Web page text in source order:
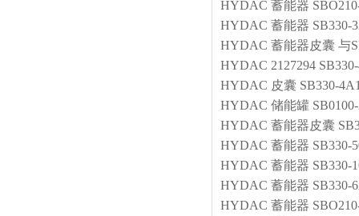
HYDAC 蓄能器
HYDAC 蓄能器 SB330-
HYDAC 蓄能器皮囊 与
HYDAC 2127294
HYDAC 皮囊 SB330-
HYDAC 储能罐
HYDAC 蓄能器皮囊
HYDAC 蓄能器 SB330-
HYDAC 蓄能器 SB330-
HYDAC 蓄能器 SB330-
HYDAC 蓄能器